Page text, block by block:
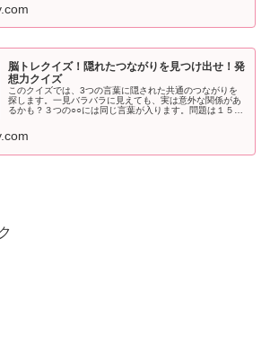
脳トレクイズ！隠れたつながりを見つけ出せ！発
想力クイズ
このクイズでは、3つの言葉に隠された共通のつながりを
探します。一見バラバラに見えても、実は意外な関係があ
るかも？３つの○○には同じ言葉が入ります。問題は１５問